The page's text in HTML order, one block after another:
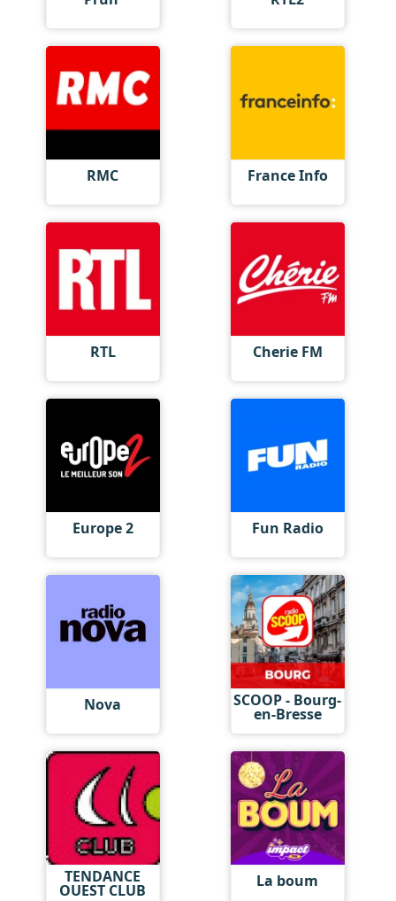
RMC France Info
RTL Cherie FM
Europe 2 Fun Radio
Nova SCOOP - Bourg-
en-Bresse
TENDANCE
OUEST CLUB La boum